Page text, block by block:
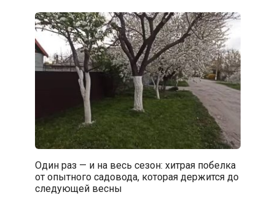
Один раз — и на весь сезон: хитрая побелка
от опытного садовода, которая держится до
следующей весны